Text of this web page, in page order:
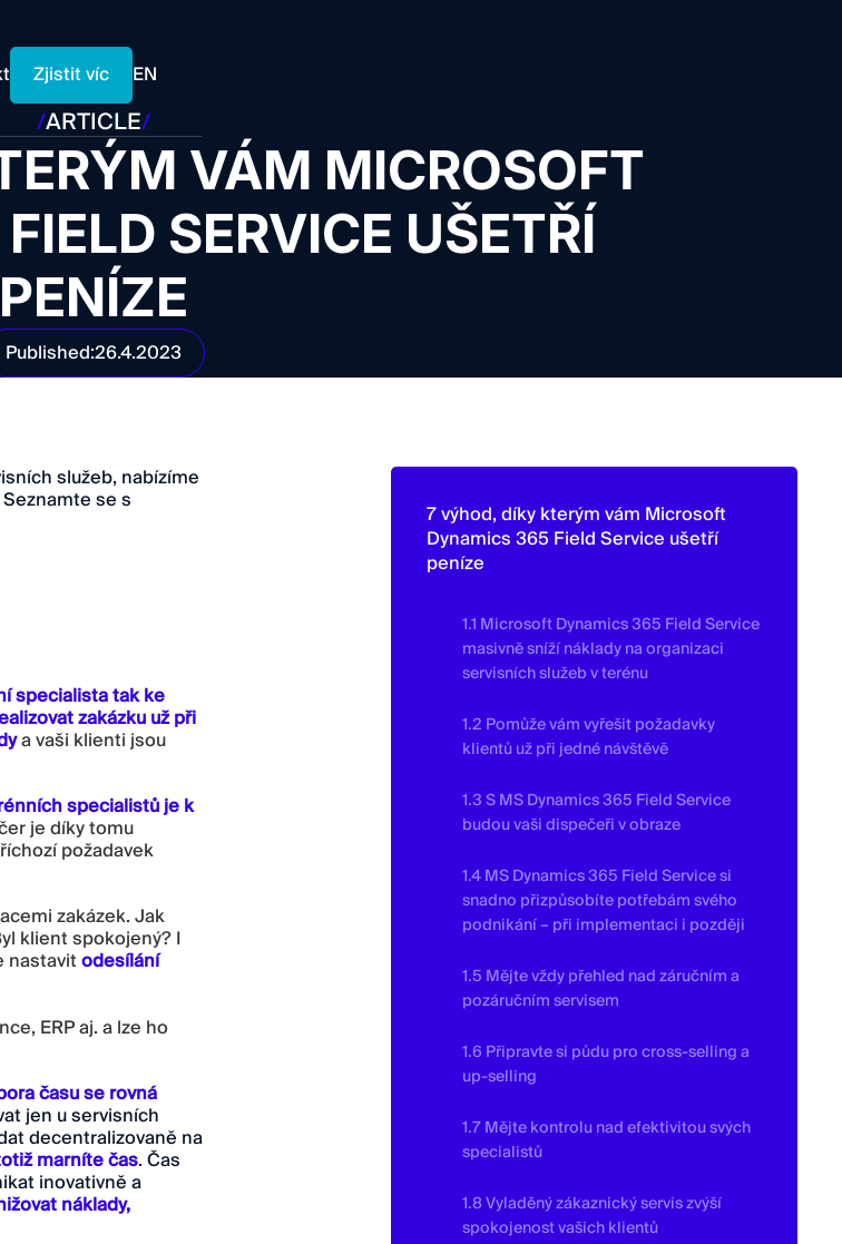
Zjistit víc EN
/ARTICLE/
VÁM MICROSOFT
SERVICE UŠETŘÍ
PENÍZE
Published:26.4.2023
služeb, nabízíme
se s
specialista tak ke
zakázku už při
a vaši klienti jsou
specialistů je k
je díky tomu
požadavek
zakázek. Jak
klient spokojený? I
nastavitodesílání
ERP aj. a lze ho
času se rovná
jen u servisních
decentralizovaně na
marníte čas. Čas
inovativně a
náklady,
7 výhod, díky kterým vám Microsoft
Dynamics 365 Field Service ušetří
peníze
1.1 Microsoft Dynamics 365 Field Service
masivně sníží náklady na organizaci
servisních služeb v terénu
1.2 Pomůže vám vyřešit požadavky
klientů už při jedné návštěvě
1.3 S MS Dynamics 365 Field Service
budou vaši dispečeři v obraze
1.4 MS Dynamics 365 Field Service si
snadno přizpůsobíte potřebám svého
podnikání – při implementaci i později
1.5 Mějte vždy přehled nad záručním a
pozáručním servisem
1.6 Připravte si půdu pro cross-selling a
up-selling
1.7 Mějte kontrolu nad efektivitou svých
specialistů
1.8 Vyladěný zákaznický servis zvýší
spokojenost vašich klientů